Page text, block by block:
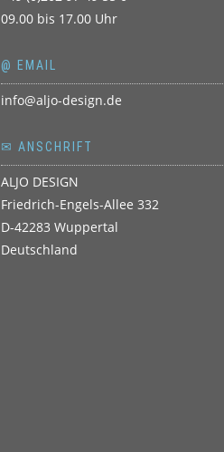
09.00 bis 17.00 Uhr
@ EMAIL
info@aljo-design.de
✉ ANSCHRIFT
ALJO DESIGN
Friedrich-Engels-Allee 332
D-42283 Wuppertal
Deutschland